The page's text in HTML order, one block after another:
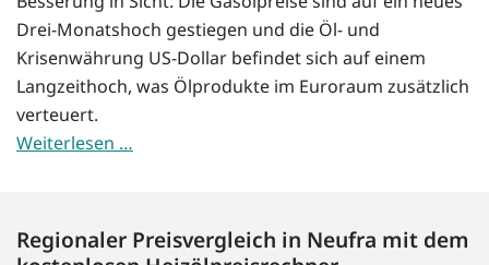
Drei-Monatshoch gestiegen und die Öl- und
Krisenwährung US-Dollar befindet sich auf einem
Langzeithoch, was Ölprodukte im Euroraum zusätzlich
verteuert.
Weiterlesen …
Regionaler Preisvergleich in Neufra mit dem